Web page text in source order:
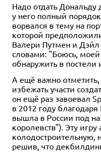
Надо отдать
у него полный
ворвался в тему на
которой
Валери Путмен и Дэйл
словами: "Боюсь, моей
обнаружить в постели
А ещё важно
избежать участи
он ещё раз завоевал
в 2012 году
вышла в России под
королевств"). Эту
колодостроительную,
решив, что